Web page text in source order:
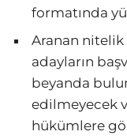
formatında
Aranan nitelik
adayların
beyanda
edilmeyecek
hükümlere